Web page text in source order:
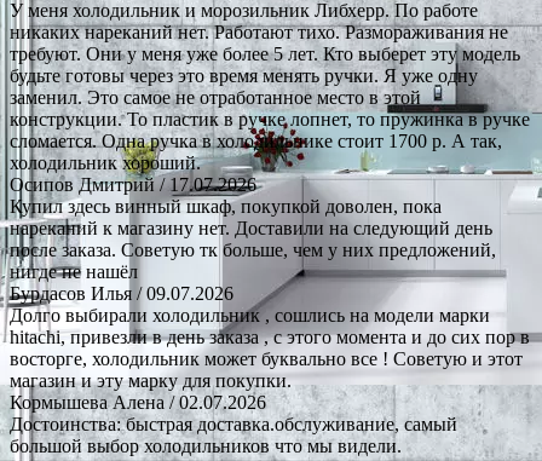
У меня холодильник и морозильник Либхерр. По работе
никаких нареканий нет. Работают тихо. Размораживания не
требуют. Они у меня уже более 5 лет. Кто выберет эту модель
будьте готовы через это время менять ручки. Я уже одну
заменил. Это самое не отработанное место в этой
конструкции. То пластик в ручке лопнет, то пружинка в ручке
сломается. Одна ручка в холодильнике стоит 1700 р. А так,
холодильник хороший.
Осипов Дмитрий / 17.07.2026
Купил здесь винный шкаф, покупкой доволен, пока
нареканий к магазину нет. Доставили на следующий день
после заказа. Советую тк больше, чем у них предложений,
нигде не нашёл
Бурдасов Илья / 09.07.2026
Долго выбирали холодильник , сошлись на модели марки
hitachi, привезли в день заказа , с этого момента и до сих пор в
восторге, холодильник может буквально все ! Советую и этот
магазин и эту марку для покупки.
Кормышева Алена / 02.07.2026
Достоинства: быстрая доставка.обслуживание, самый
большой выбор холодильников что мы видели.